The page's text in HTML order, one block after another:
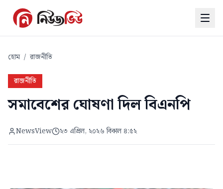
হোম / রাজনীতি
রাজনীতি
সমাবেশের ঘোষণা দিল বিএনপি
NewsView ২৩ এপ্রিল, ২০২৬ বিকাল ৪:৫২